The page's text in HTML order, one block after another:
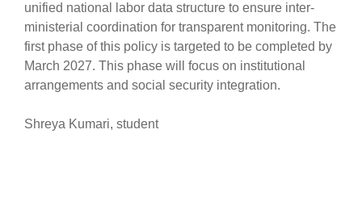
unified national labor data structure to ensure inter-
ministerial coordination for transparent monitoring. The
first phase of this policy is targeted to be completed by
March 2027. This phase will focus on institutional
arrangements and social security integration.
Shreya Kumari, student